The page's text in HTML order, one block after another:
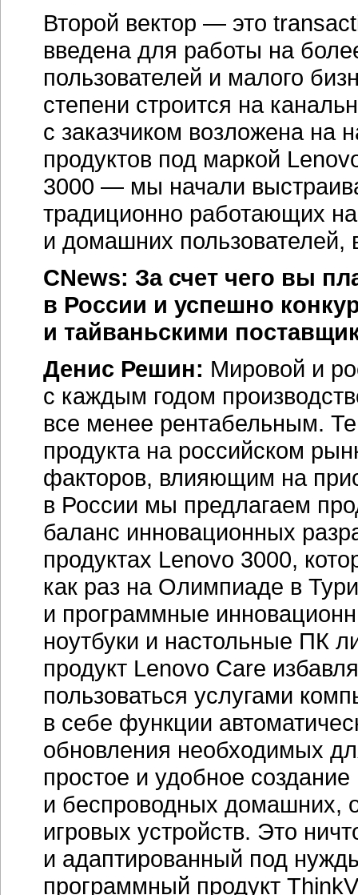
Второй вектор — это
введена для работы на
пользователей и малого
степени строится на
с заказчиком возложена на
продуктов под маркой
3000 — мы начали
традиционно работающих
и домашних пользователей,
CNews: За счет чего вы
в России и успешно
и тайваньскими
Денис Решин: Мировой и
с каждым годом
все менее рентабельным.
продукта на российском
факторов, влияющим на
в России мы предлагаем
баланс инновационных
продуктах Lenovo 3000,
как раз на Олимпиаде в
и программные
ноутбуки и настольные ПК
продукт Lenovo Care
пользоваться услугами
в себе функции
обновления необходимых
простое и удобное
и беспроводных домашних,
игровых устройств. Это
и адаптированный под
программный продукт